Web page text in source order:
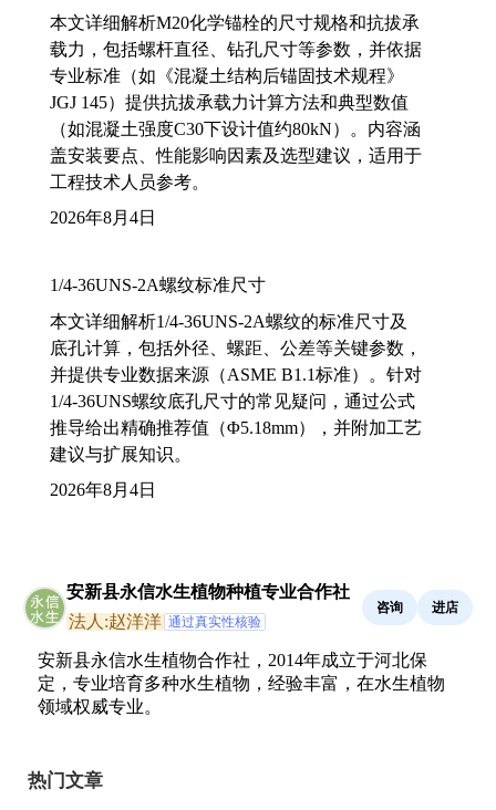
本文详细解析M20化学锚栓的尺寸规格和抗拔承
载力，包括螺杆直径、钻孔尺寸等参数，并依据
专业标准（如《混凝土结构后锚固技术规程》
JGJ 145）提供抗拔承载力计算方法和典型数值
（如混凝土强度C30下设计值约80kN）。内容涵
盖安装要点、性能影响因素及选型建议，适用于
工程技术人员参考。
2026年8月4日
1/4-36UNS-2A螺纹标准尺寸
本文详细解析1/4-36UNS-2A螺纹的标准尺寸及
底孔计算，包括外径、螺距、公差等关键参数，
并提供专业数据来源（ASME B1.1标准）。针对
1/4-36UNS螺纹底孔尺寸的常见疑问，通过公式
推导给出精确推荐值（Φ5.18mm），并附加工艺
建议与扩展知识。
2026年8月4日
安新县永信水生植物种植专业合作社
法人:赵洋洋 通过真实性核验
咨询 进店
安新县永信水生植物合作社，2014年成立于河北保
定，专业培育多种水生植物，经验丰富，在水生植物
领域权威专业。
热门文章